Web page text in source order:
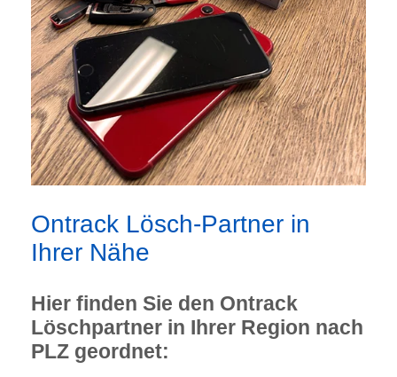
Ontrack Lösch-Partner in
Ihrer Nähe
Hier finden Sie den Ontrack
Löschpartner in Ihrer Region nach
PLZ geordnet: